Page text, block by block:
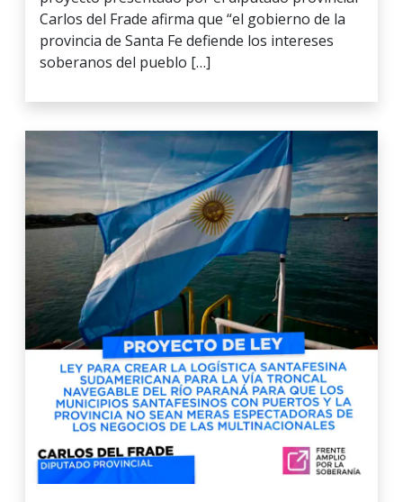
Carlos del Frade afirma que “el gobierno de la
provincia de Santa Fe defiende los intereses
soberanos del pueblo […]